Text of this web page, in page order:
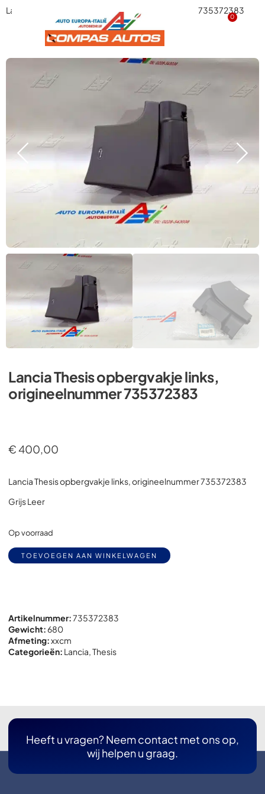
0
Lancia Thesis opbergvakje links, origineelnummer 735372383
Lancia Thesis opbergvakje links,
origineelnummer 735372383
€400,00
Lancia Thesis opbergvakje links, origineelnummer 735372383
Grijs Leer
Op voorraad
TOEVOEGEN AAN WINKELWAGEN
Artikelnummer:735372383
Gewicht:680
Afmeting:xxcm
Categorieën: Lancia,Thesis
Heeft u vragen? Neem contact met ons op,
wij helpen u graag.